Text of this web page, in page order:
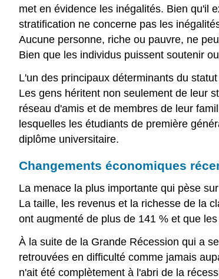
met en évidence les inégalités. Bien qu'il
stratification ne concerne pas les
Aucune personne, riche ou pauvre, ne
Bien que les individus puissent soutenir
L'un des principaux déterminants du
Les gens héritent non seulement de leur
réseau d'amis et de membres de leur
lesquelles les étudiants de première
diplôme universitaire.
Changements économiques
La menace la plus importante qui pèse
La taille, les revenus et la richesse de la
ont augmenté de plus de 141 % et que
À la suite de la Grande Récession qui a
retrouvées en difficulté comme jamais
n'ait été complètement à l'abri de la